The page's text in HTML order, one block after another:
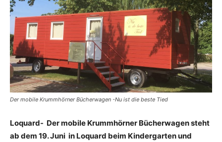
Der mobile Krummhörner Bücherwagen -Nu ist die beste Tied
Loquard- Der mobile Krummhörner Bücherwagen steht
ab dem 19. Juni in Loquard beim Kindergarten und